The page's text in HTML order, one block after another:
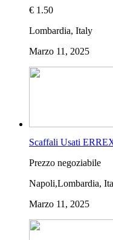
€ 1.50
Lombardia, Italy
Marzo 11, 2025
Scaffali Usati
Prezzo negoziabile
Napoli,Lombardia,
Marzo 11, 2025